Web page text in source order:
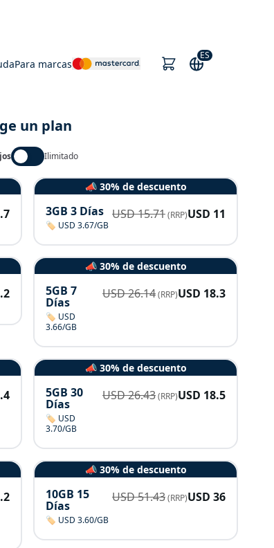
Para marcas
ES
un plan
Ilimitado
📣 30% de descuento
3GB 3 Días
🏷️ USD 3.67/GB
USD15.71(RRP)USD 11
📣 30% de descuento
5GB 7
Días
🏷️ USD
3.66/GB
USD26.14(RRP)USD 18.3
📣 30% de descuento
5GB 30
Días
🏷️ USD
3.70/GB
USD26.43(RRP)USD 18.5
📣 30% de descuento
10GB 15
Días
🏷️ USD 3.60/GB
USD51.43(RRP)USD 36